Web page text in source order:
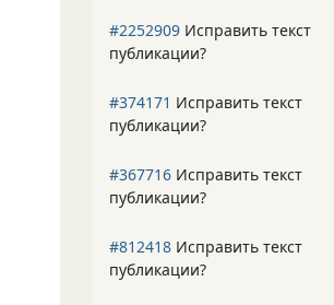
#2252909 Исправить текст
публикации?
#374171 Исправить текст
публикации?
#367716 Исправить текст
публикации?
#812418 Исправить текст
публикации?